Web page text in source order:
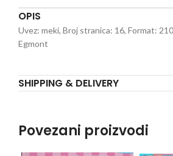
OPIS
Uvez: meki, Broj stranica: 16, Format:
Egmont
SHIPPING & DELIVERY
Povezani proizvodi